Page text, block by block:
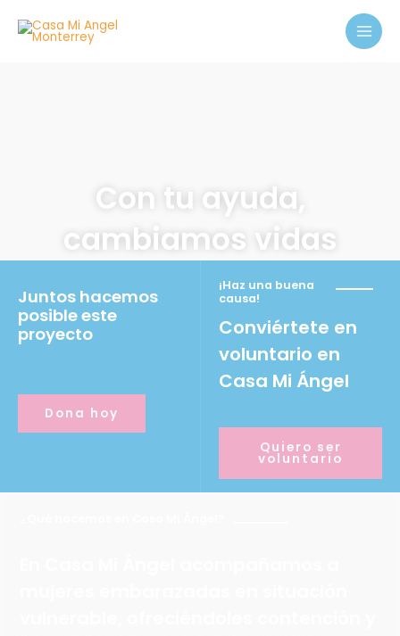
contenido
Con tu ayuda,
cambiamos vidas
¡Haz una buena
causa!
Conviértete en
voluntario en
Casa Mi Ángel
Quiero ser
voluntario
Juntos hacemos
posible este
proyecto
Dona hoy